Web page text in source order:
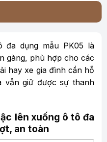
đa dụng mẫu PK05 là
gàng, phù hợp cho các
hay xe gia đình cần hỗ
vẫn giữ được sự thanh
lên xuống ô tô đa
an toàn